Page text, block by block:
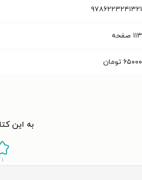
۹۷۸۶۲۲۳۲۴۱۳۲۱
۱۱۳ صفحه
۶۵۰۰۰ تومان
به این
۱